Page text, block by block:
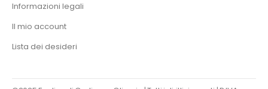
Informazioni legali
Il mio account
Lista dei desideri